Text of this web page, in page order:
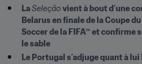
La Seleção vient à bout d’une
Belarus en finale de la Coupe
Soccer de la FIFA™ et confirme
le sable
Le Portugal s’adjuge quant à